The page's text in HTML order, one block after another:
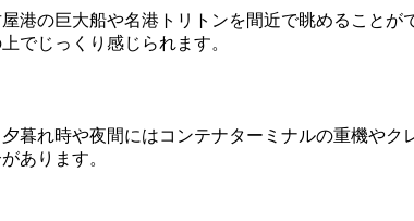
港の巨大船や名港トリトンを間近で眺めることが
でじっくり感じられます。
暮れ時や夜間にはコンテナターミナルの重機やク
あります。